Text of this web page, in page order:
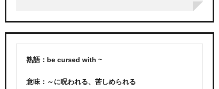
熟語：be cursed with ~
意味：～に呪われる、苦しめられる